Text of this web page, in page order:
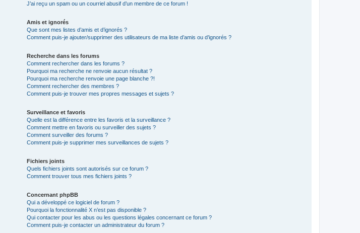
J’ai reçu un spam ou un courriel abusif d’un membre de ce forum !
Amis et ignorés
Que sont mes listes d’amis et d’ignorés ?
Comment puis-je ajouter/supprimer des utilisateurs de ma liste d’amis ou d’ignorés ?
Recherche dans les forums
Comment rechercher dans les forums ?
Pourquoi ma recherche ne renvoie aucun résultat ?
Pourquoi ma recherche renvoie une page blanche ?!
Comment rechercher des membres ?
Comment puis-je trouver mes propres messages et sujets ?
Surveillance et favoris
Quelle est la différence entre les favoris et la surveillance ?
Comment mettre en favoris ou surveiller des sujets ?
Comment surveiller des forums ?
Comment puis-je supprimer mes surveillances de sujets ?
Fichiers joints
Quels fichiers joints sont autorisés sur ce forum ?
Comment trouver tous mes fichiers joints ?
Concernant phpBB
Qui a développé ce logiciel de forum ?
Pourquoi la fonctionnalité X n’est pas disponible ?
Qui contacter pour les abus ou les questions légales concernant ce forum ?
Comment puis-je contacter un administrateur du forum ?